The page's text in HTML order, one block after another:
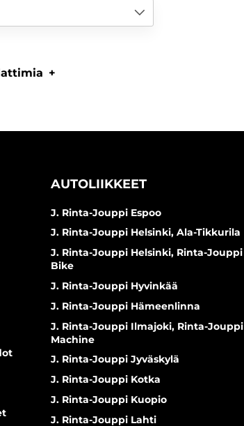
AUTOLIIKKEET
J. Rinta-Jouppi Espoo
J. Rinta-Jouppi Helsinki, Ala-Tikkurila
J. Rinta-Jouppi Helsinki, Rinta-Jouppi
Bike
J. Rinta-Jouppi Hyvinkää
J. Rinta-Jouppi Hämeenlinna
J. Rinta-Jouppi Ilmajoki, Rinta-Jouppi
Machine
J. Rinta-Jouppi Jyväskylä
J. Rinta-Jouppi Kotka
J. Rinta-Jouppi Kuopio
J. Rinta-Jouppi Lahti